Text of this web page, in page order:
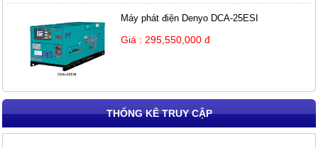
Máy phát điện Denyo DCA-25ESI
Giá : 295,550,000 đ
THỐNG KÊ TRUY CẬP